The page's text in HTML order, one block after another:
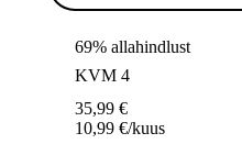
69% allahindlust
KVM 4
35,99 €
10,99 €/kuus